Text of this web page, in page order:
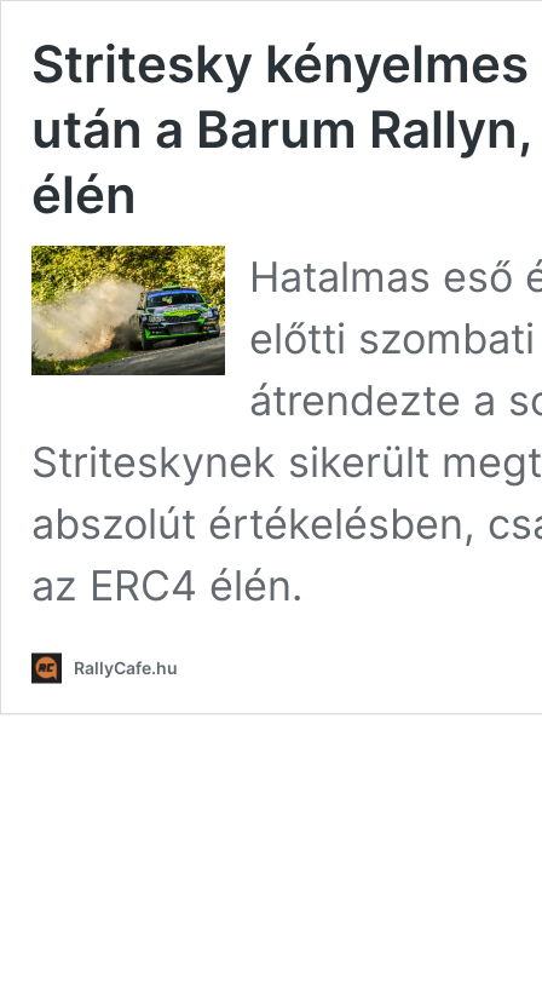
Stritesky
után a Barum
élén
Hatalmas eső
előtti
átrendezte a
Striteskynek sikerült
abszolút értékelésben,
az ERC4 élén.
RallyCafe.hu